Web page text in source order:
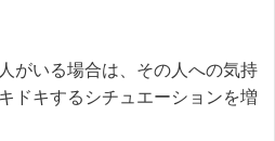
がいる場合は、その人への気持
ドキするシチュエーションを増